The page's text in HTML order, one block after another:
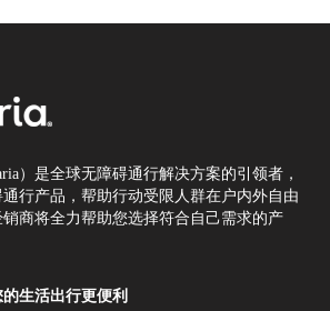
）是全球无障碍通行解决方案的引领者，
行产品，帮助行动受限人群在户内外自由
商将全力帮助您选择符合自己需求的产
生活出行更便利